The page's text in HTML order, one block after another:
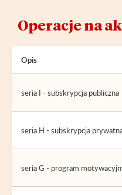
Operacje na
Opis
seria I - subskrypcja publiczna
seria H - subskrypcja
seria G - program